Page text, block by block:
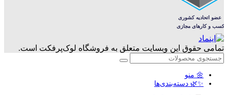
تمامی حقوق این وبسایت متعلق به فروشگاه لوک‌پرفکت است.
🌼 منو
✨🌿 دسته‌بندی‌ها